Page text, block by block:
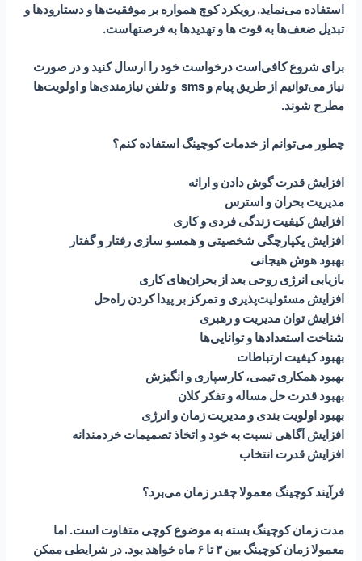
استفاده می‌نماید. رویکرد کوچ همواره بر موفقیت‌ها و دستارودها و
تبدیل ضعف‌ها به قوت ها و تهدیدها به فرصتهاست.
برای شروع کافی‌است درخواست خود را ارسال کنید و در صورت
نیاز می‌توانیم از طریق پیام و sms و تلفن نیازمندی‌ها و اولویت‌ها
مطرح شوند.
چطور می‌توانم از خدمات کوچینگ استفاده کنم؟
افزایش قدرت گوش دادن و ارائه
مدیریت بحران و استرس
افزایش کیفیت زندگی فردی و کاری
افزایش یکپارچگی شخصیتی و همسو سازی رفتار و گفتار
بهبود هوش هیجانی
بازیابی انرژی روحی بعد از بحران‌های کاری
افزایش مسئولیت‌پذیری و تمرکز بر پیدا کردن راه‌حل
افزایش توان مدیریت و رهبری
شناخت استعدادها و توانایی‌ها
بهبود کیفیت ارتباطات
بهبود همکاری تیمی، کارسپاری و انگیزش
بهبود قدرت حل مساله و تفکر کلان
بهبود اولویت بندی و مدیریت زمان و انرژی
افزایش آگاهی نسبت به خود و اتخاذ تصمیمات خردمندانه
افزایش قدرت انتخاب
فرآیند کوچینگ معمولا چقدر زمان می‌برد؟
مدت زمان کوچینگ بسته به موضوع کوچی متفاوت است. اما
معمولا زمان کوچینگ بین ۳ تا ۶ ماه خواهد بود. در شرایطی ممکن